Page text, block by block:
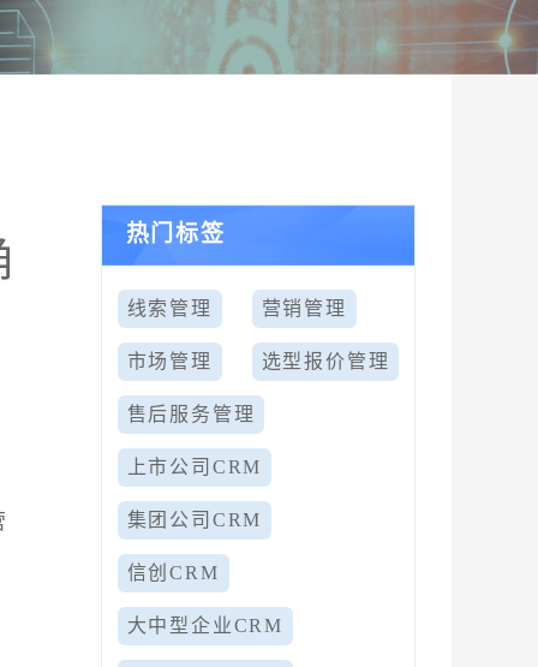
热门标签
线索管理 营销管理
市场管理 选型报价管理
售后服务管理
上市公司CRM
集团公司CRM
信创CRM
大中型企业CRM